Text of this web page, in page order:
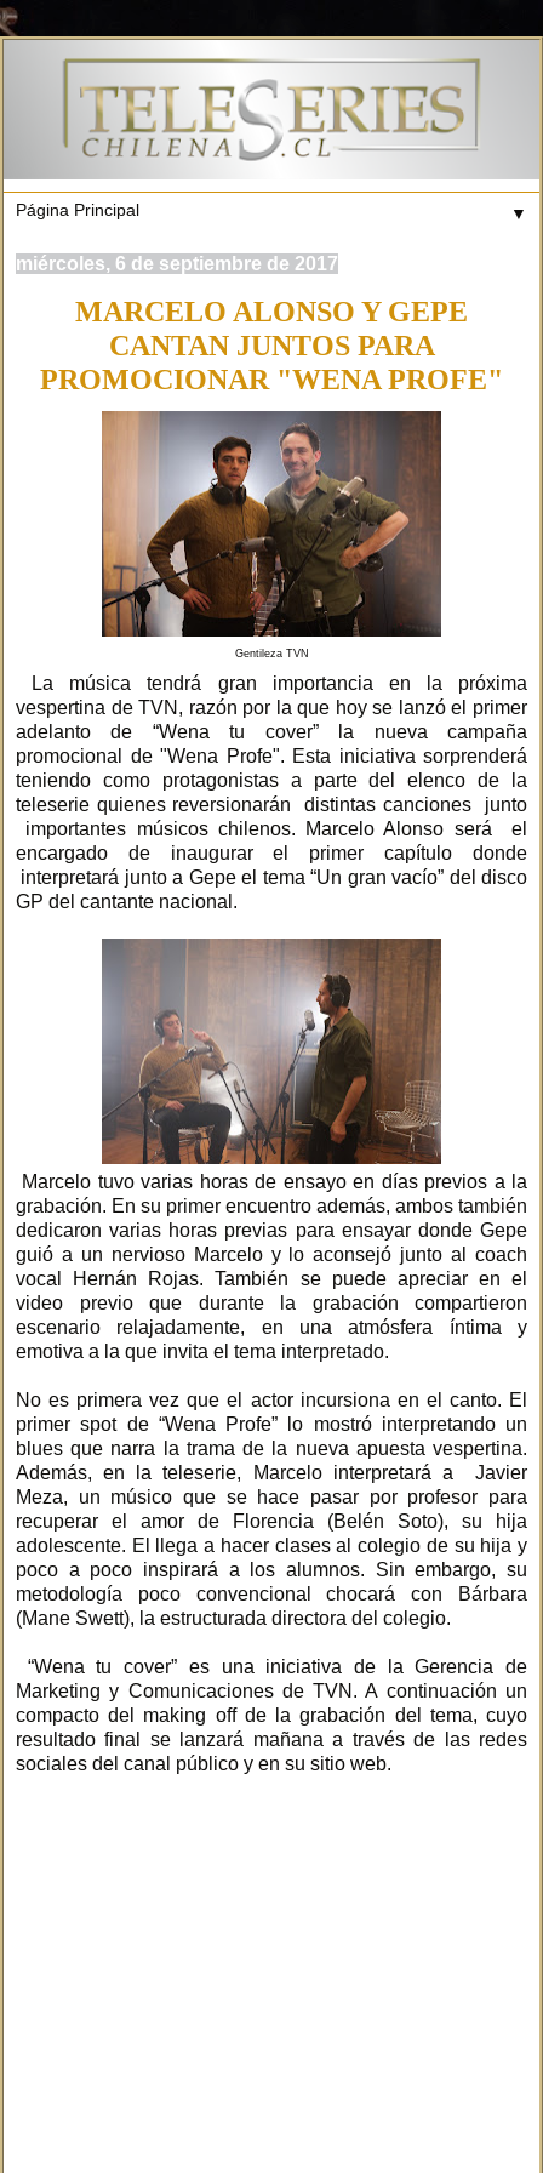
▼
miércoles, 6 de septiembre de 2017
MARCELO ALONSO Y GEPE
CANTAN JUNTOS PARA
PROMOCIONAR "WENA PROFE"
Gentileza TVN
La música tendrá gran importancia en la próxima
vespertina de TVN, razón por la que hoy se lanzó el primer
adelanto de “Wena tu cover” la nueva campaña
promocional de "Wena Profe". Esta iniciativa sorprenderá
teniendo como protagonistas a parte del elenco de la
teleserie quienes reversionarán distintas canciones junto
importantes músicos chilenos. Marcelo Alonso será el
encargado de inaugurar el primer capítulo donde
interpretará junto a Gepe el tema “Un gran vacío” del disco
GP del cantante nacional.
Marcelo tuvo varias horas de ensayo en días previos a la
grabación. En su primer encuentro además, ambos también
dedicaron varias horas previas para ensayar donde Gepe
guió a un nervioso Marcelo y lo aconsejó junto al coach
vocal Hernán Rojas. También se puede apreciar en el
video previo que durante la grabación compartieron
escenario relajadamente, en una atmósfera íntima y
emotiva a la que invita el tema interpretado.
No es primera vez que el actor incursiona en el canto. El
primer spot de “Wena Profe” lo mostró interpretando un
blues que narra la trama de la nueva apuesta vespertina.
Además, en la teleserie, Marcelo interpretará a Javier
Meza, un músico que se hace pasar por profesor para
recuperar el amor de Florencia (Belén Soto), su hija
adolescente. El llega a hacer clases al colegio de su hija y
poco a poco inspirará a los alumnos. Sin embargo, su
metodología poco convencional chocará con Bárbara
(Mane Swett), la estructurada directora del colegio.
“Wena tu cover” es una iniciativa de la Gerencia de
Marketing y Comunicaciones de TVN. A continuación un
compacto del making off de la grabación del tema, cuyo
resultado final se lanzará mañana a través de las redes
sociales del canal público y en su sitio web.